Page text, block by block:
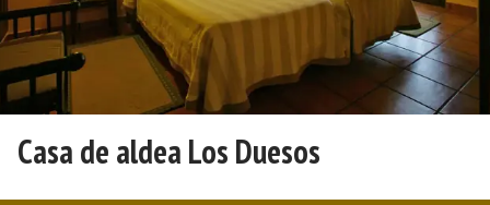
Casa de aldea Los Duesos